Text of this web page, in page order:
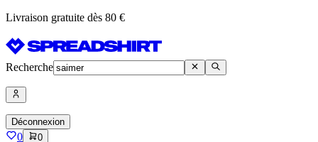
Livraison gratuite dès 80 €
Recherche
Déconnexion
0 0